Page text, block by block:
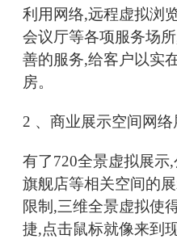
利用网络,远程虚拟浏
会议厅等各项服务场
善的服务,给客户以实
房。
2 、商业展示空间网络
有了720全景虚拟展示
旗舰店等相关空间的
限制,三维全景虚拟使
捷,点击鼠标就像来到